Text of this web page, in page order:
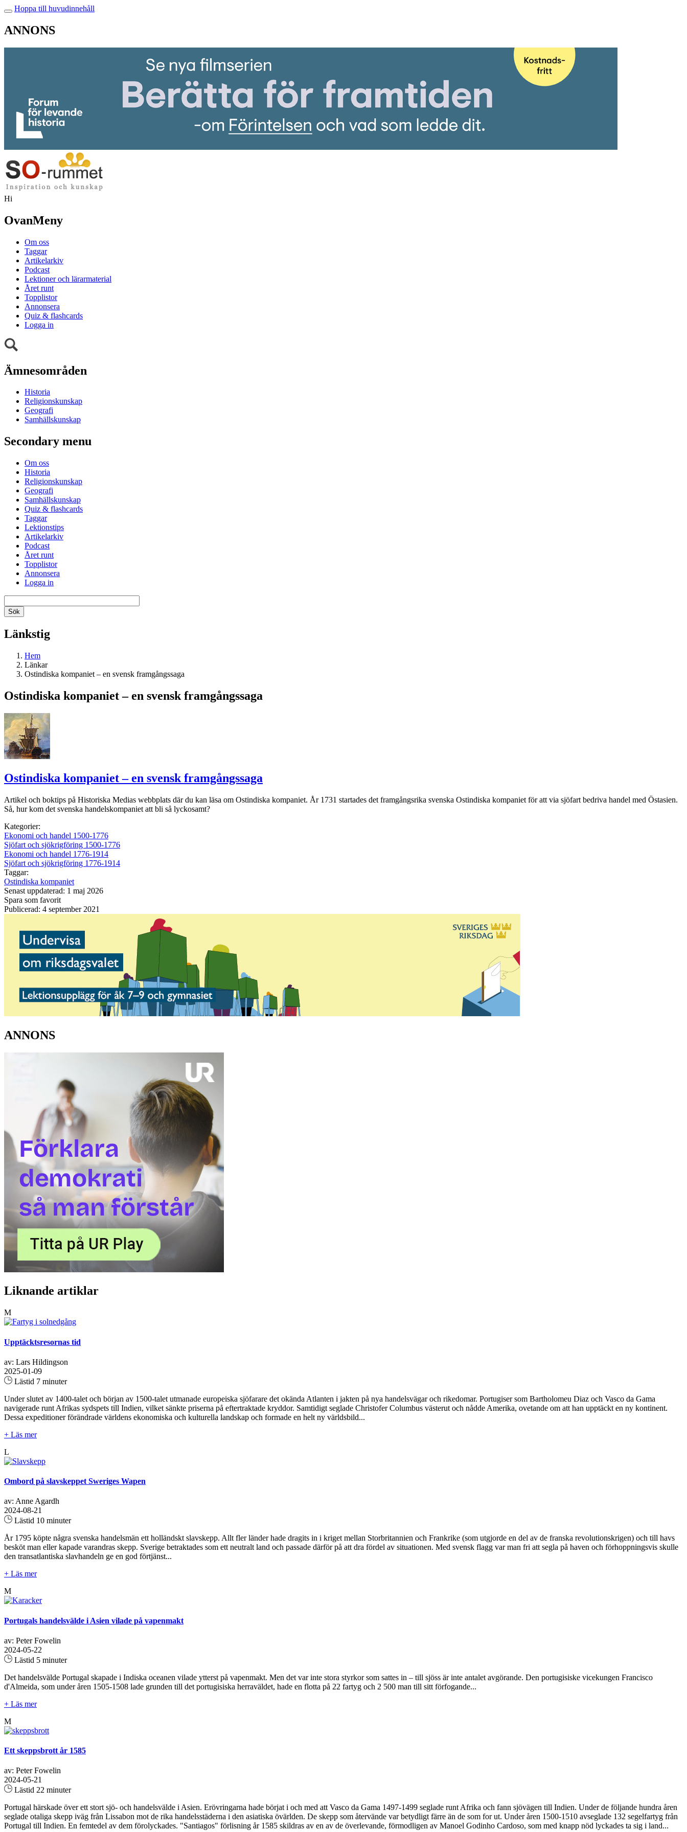
Hoppa till huvudinnehåll
ANNONS
Hi
OvanMeny
Om oss
Taggar
Artikelarkiv
Podcast
Lektioner och lärarmaterial
Året runt
Topplistor
Annonsera
Quiz & flashcards
Logga in
Ämnesområden
Historia
Religionskunskap
Geografi
Samhällskunskap
Secondary menu
Om oss
Historia
Religionskunskap
Geografi
Samhällskunskap
Quiz & flashcards
Taggar
Lektionstips
Artikelarkiv
Podcast
Året runt
Topplistor
Annonsera
Logga in
Länkstig
Hem
Länkar
Ostindiska kompaniet – en svensk framgångssaga
Ostindiska kompaniet – en svensk framgångssaga
Ostindiska kompaniet – en svensk framgångssaga
Artikel och boktips på Historiska Medias webbplats där du kan läsa om Ostindiska kompaniet. År 1731 startades det framgångsrika svenska Ostindiska kompaniet för att via sjöfart bedriva handel med Östasien.
Så, hur kom det svenska handelskompaniet att bli så lyckosamt?
Kategorier:
Ekonomi och handel 1500-1776
Sjöfart och sjökrigföring 1500-1776
Ekonomi och handel 1776-1914
Sjöfart och sjökrigföring 1776-1914
Taggar:
Ostindiska kompaniet
Senast uppdaterad: 1 maj 2026
Spara som favorit
Publicerad: 4 september 2021
ANNONS
Liknande artiklar
M
Upptäcktsresornas tid
av: Lars Hildingson
2025-01-09
Lästid 7 minuter
Under slutet av 1400-talet och början av 1500-talet utmanade europeiska sjöfarare det okända Atlanten i jakten på nya handelsvägar och rikedomar. Portugiser som Bartholomeu Diaz och Vasco da Gama
navigerade runt Afrikas sydspets till Indien, vilket sänkte priserna på eftertraktade kryddor. Samtidigt seglade Christofer Columbus västerut och nådde Amerika, ovetande om att han upptäckt en ny kontinent.
Dessa expeditioner förändrade världens ekonomiska och kulturella landskap och formade en helt ny världsbild...
+ Läs mer
L
Ombord på slavskeppet Sweriges Wapen
av: Anne Agardh
2024-08-21
Lästid 10 minuter
År 1795 köpte några svenska handelsmän ett holländskt slavskepp. Allt fler länder hade dragits in i kriget mellan Storbritannien och Frankrike (som utgjorde en del av de franska revolutionskrigen) och till havs
besköt man eller kapade varandras skepp. Sverige betraktades som ett neutralt land och passade därför på att dra fördel av situationen. Med svensk flagg var man fri att segla på haven och förhoppningsvis skulle
den transatlantiska slavhandeln ge en god förtjänst...
+ Läs mer
M
Portugals handelsvälde i Asien vilade på vapenmakt
av: Peter Fowelin
2024-05-22
Lästid 5 minuter
Det handelsvälde Portugal skapade i Indiska oceanen vilade ytterst på vapenmakt. Men det var inte stora styrkor som sattes in – till sjöss är inte antalet avgörande. Den portugisiske vicekungen Francisco
d'Almeida, som under åren 1505-1508 lade grunden till det portugisiska herraväldet, hade en flotta på 22 fartyg och 2 500 man till sitt förfogande...
+ Läs mer
M
Ett skeppsbrott år 1585
av: Peter Fowelin
2024-05-21
Lästid 22 minuter
Portugal härskade över ett stort sjö- och handelsvälde i Asien. Erövringarna hade börjat i och med att Vasco da Gama 1497-1499 seglade runt Afrika och fann sjövägen till Indien. Under de följande hundra åren
seglade otaliga skepp iväg från Lissabon mot de rika handelsstäderna i den asiatiska övärlden. De skepp som återvände var betydligt färre än de som for ut. Under åren 1500-1510 avseglade 132 segelfartyg från
Portugal till Indien. En femtedel av dem förolyckades. "Santiagos" förlisning år 1585 skildras av en av de överlevande, förmodligen av Manoel Godinho Cardoso, som med knapp nöd lyckades ta sig i land...